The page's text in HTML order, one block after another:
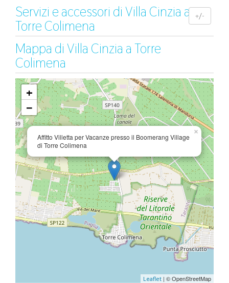
Servizi e accessori di Villa Cinzia a
Torre Colimena
+/-
Mappa di Villa Cinzia a Torre
Colimena
Affitto Villetta per Vacanze presso il Boomerang Village
di Torre Colimena
×
+
−
Leaflet | © OpenStreetMap